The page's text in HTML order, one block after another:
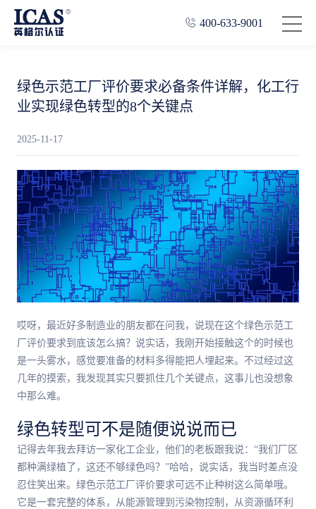
400-633-9001
绿色示范工厂评价要求必备条件详解，化工行
业实现绿色转型的8个关键点
2025-11-17
哎呀，最近好多制造业的朋友都在问我，说现在这个绿色示范工
厂评价要求到底该怎么搞？说实话，我刚开始接触这个的时候也
是一头雾水，感觉要准备的材料多得能把人埋起来。不过经过这
几年的摸索，我发现其实只要抓住几个关键点，这事儿也没想象
中那么难。
绿色转型可不是随便说说而已
记得去年我去拜访一家化工企业，他们的老板跟我说：“我们厂区
都种满绿植了，这还不够绿色吗？”哈哈，说实话，我当时差点没
忍住笑出来。绿色示范工厂评价要求可远不止种树这么简单哦。
它是一套完整的体系，从能源管理到污染物控制，从资源循环利